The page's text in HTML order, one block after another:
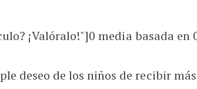
¡Valóralo!"]0media basada en
deseo de los niños de recibir